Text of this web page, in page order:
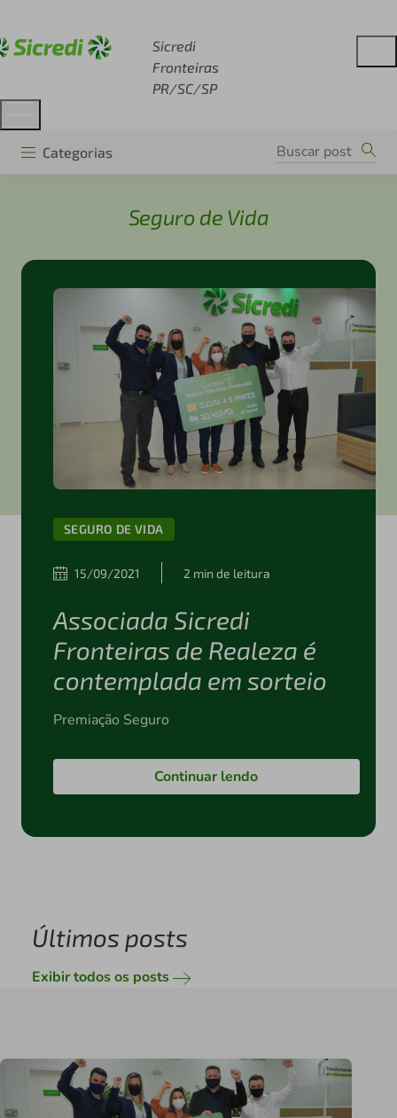
Sicredi
Fronteiras
PR/SC/SP
Categorias
Seguro de Vida
SEGURO DE VIDA
15/09/2021 2 min de leitura
Associada Sicredi
Fronteiras de Realeza é
contemplada em sorteio
Premiação Seguro
Continuar lendo
Últimos posts
Exibir todos os posts